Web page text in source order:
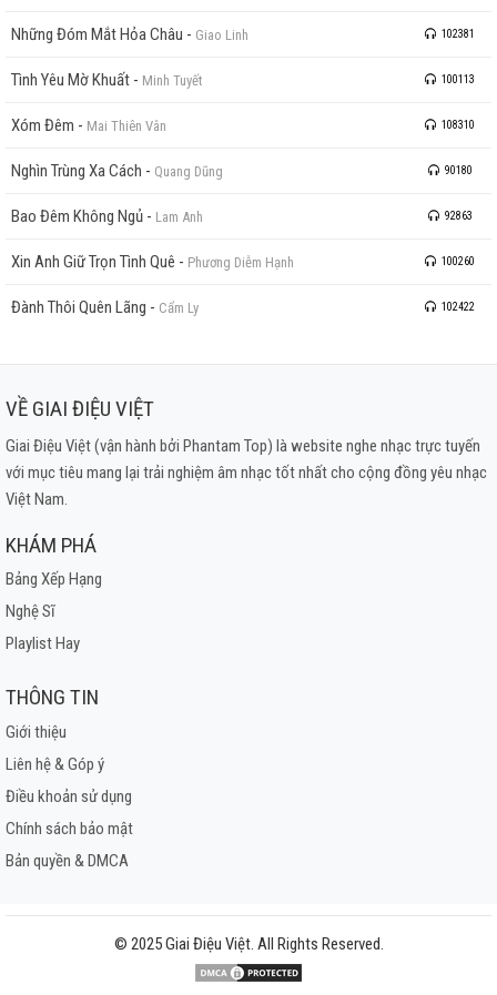
Những Đóm Mắt Hỏa Châu - Giao Linh 102381
Tình Yêu Mờ Khuất - Minh Tuyết 100113
Xóm Đêm - Mai Thiên Vân 108310
Nghìn Trùng Xa Cách - Quang Dũng 90180
Bao Đêm Không Ngủ - Lam Anh 92863
Xin Anh Giữ Trọn Tình Quê - Phương Diễm Hạnh 100260
Đành Thôi Quên Lãng - Cẩm Ly 102422
VỀ GIAI ĐIỆU VIỆT
Giai Điệu Việt (vận hành bởi Phantam Top) là website nghe nhạc trực tuyến
với mục tiêu mang lại trải nghiệm âm nhạc tốt nhất cho cộng đồng yêu nhạc
Việt Nam.
KHÁM PHÁ
Bảng Xếp Hạng
Nghệ Sĩ
Playlist Hay
THÔNG TIN
Giới thiệu
Liên hệ & Góp ý
Điều khoản sử dụng
Chính sách bảo mật
Bản quyền & DMCA
© 2025 Giai Điệu Việt. All Rights Reserved.